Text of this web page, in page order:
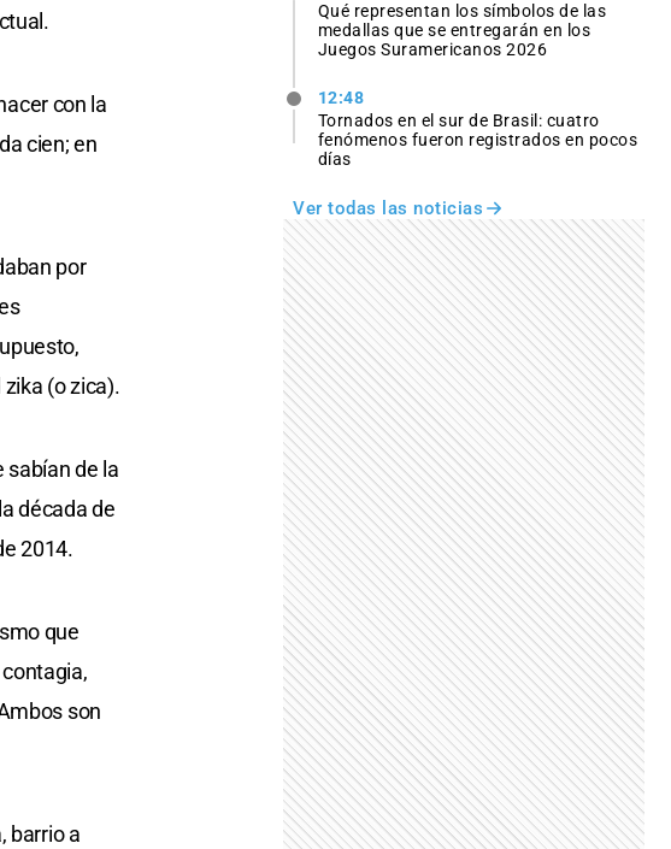
con la
cien; en
por
(o zica).
sabían de la
década de
2014.
que
son
barrio a
Qué representan los símbolos de las
medallas que se entregarán en los
Juegos Suramericanos 2026
12:48
Tornados en el sur de Brasil: cuatro
fenómenos fueron registrados en pocos
días
Ver todas las noticias